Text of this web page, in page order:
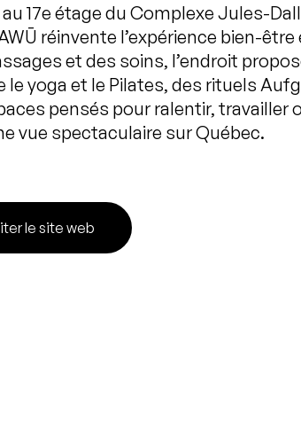
17e étage du Complexe Jules-
réinvente l’expérience bien-
et des soins, l’endroit
le yoga et le Pilates, des rituels
pensés pour ralentir,
vue spectaculaire sur Québec.
le site web